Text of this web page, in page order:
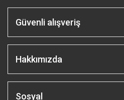
Güvenli alışveriş
Hakkımızda
Sosyal